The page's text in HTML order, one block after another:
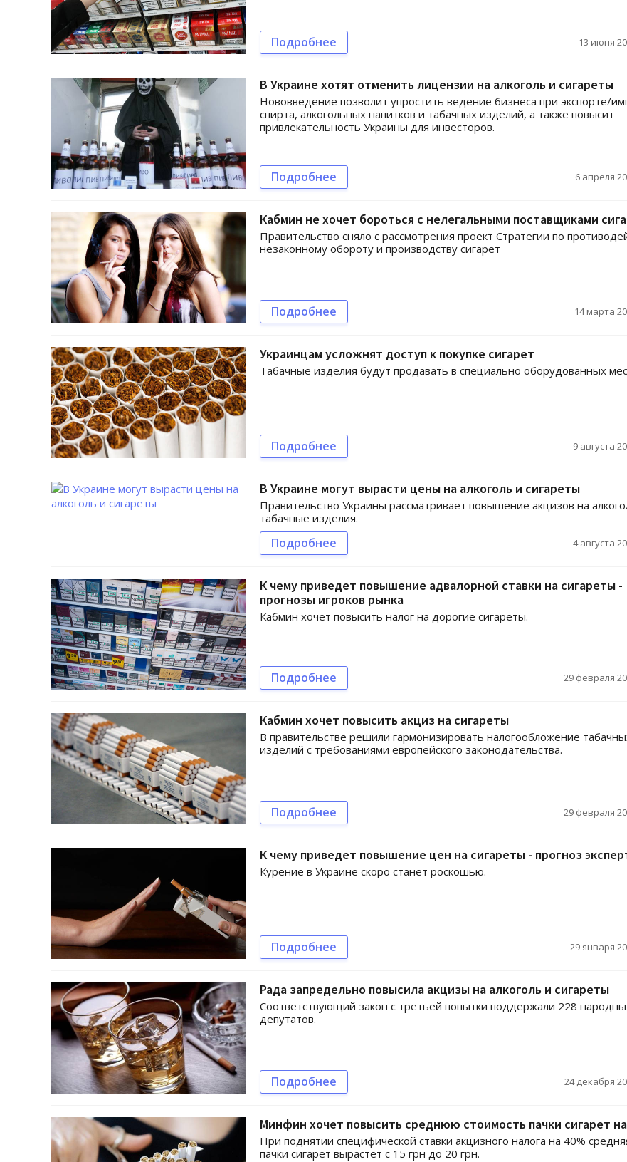
Подробнее 13 июня
В Украине хотят отменить лицензии на алкоголь и сигареты
Нововведение позволит упростить ведение бизнеса при экспорте/
спирта, алкогольных напитков и табачных изделий, а также повысит
привлекательность Украины для инвесторов.
Подробнее 6 апреля
Кабмин не хочет бороться с нелегальными поставщиками
Правительство сняло с рассмотрения проект Стратегии по
незаконному обороту и производству сигарет
Подробнее 14 марта
Украинцам усложнят доступ к покупке сигарет
Табачные изделия будут продавать в специально оборудованных
Подробнее 9 августа
В Украине могут вырасти цены на алкоголь и сигареты
Правительство Украины рассматривает повышение акцизов на
табачные изделия.
Подробнее 4 августа
К чему приведет повышение адвалорной ставки на сигареты -
прогнозы игроков рынка
Кабмин хочет повысить налог на дорогие сигареты.
Подробнее 29 февраля
Кабмин хочет повысить акциз на сигареты
В правительстве решили гармонизировать налогообложение
изделий с требованиями европейского законодательства.
Подробнее 29 февраля
К чему приведет повышение цен на сигареты - прогноз
Курение в Украине скоро станет роскошью.
Подробнее 29 января
Рада запредельно повысила акцизы на алкоголь и сигареты
Соответствующий закон с третьей попытки поддержали 228
депутатов.
Подробнее 24 декабря
Минфин хочет повысить среднюю стоимость пачки сигарет
При поднятии специфической ставки акцизного налога на 40%
пачки сигарет вырастет с 15 грн до 20 грн.